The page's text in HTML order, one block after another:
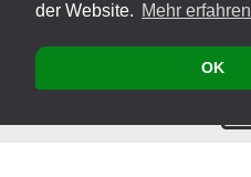
der Website. Mehr erfahren
OK